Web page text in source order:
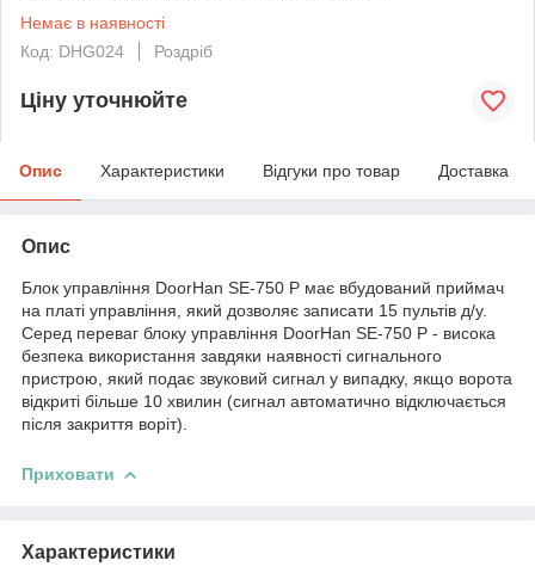
Немає в наявності
Код: DHG024
Роздріб
Ціну уточнюйте
Опис Характеристики Відгуки про товар Доставка
Опис
Блок управління DoorHan SE-750 P має вбудований приймач
на платі управління, який дозволяє записати 15 пультів д/у.
Серед переваг блоку управління DoorHan SE-750 P - висока
безпека використання завдяки наявності сигнального
пристрою, який подає звуковий сигнал у випадку, якщо ворота
відкриті більше 10 хвилин (сигнал автоматично відключається
після закриття воріт).
Приховати
Характеристики